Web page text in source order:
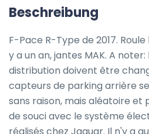
Beschreibung
F-Pace R-Type de 2017.
y a un an, jantes MAK. A
distribution doivent être
capteurs de parking arrière
sans raison, mais aléatoire et
de souci avec le système